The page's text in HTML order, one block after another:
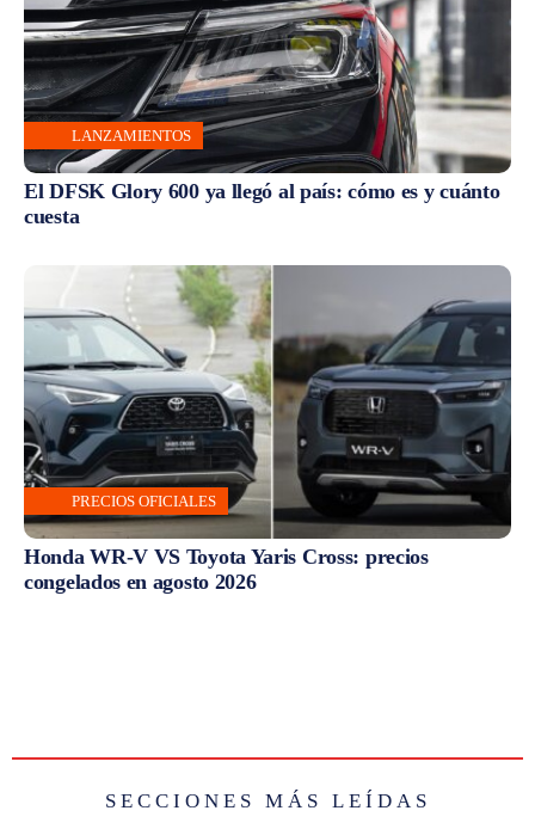
LANZAMIENTOS
El DFSK Glory 600 ya llegó al país: cómo es y cuánto
cuesta
PRECIOS OFICIALES
Honda WR-V VS Toyota Yaris Cross: precios
congelados en agosto 2026
SECCIONES MÁS LEÍDAS